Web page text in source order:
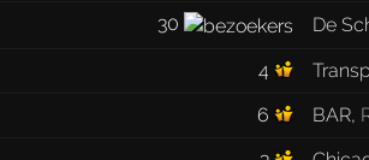
30 De
4
6 BAR,